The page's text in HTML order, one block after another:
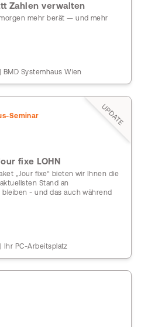
Zahlen verwalten
mehr berät — und mehr
BMD Systemhaus Wien
UPDATE
Seminar
fixe LOHN
„Jour fixe“ bieten wir Ihnen die
Stand an
- und das auch während
Ihr PC-Arbeitsplatz